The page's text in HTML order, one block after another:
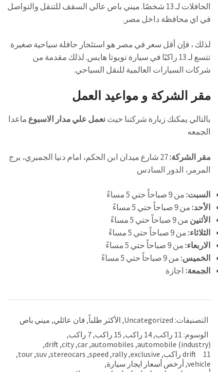
الحافلات لـ 13 شخصًا. ميني باص عالي السقف للتنقل والتواصل
في اي محافظة داخل مصر.
لذلك ، فإن أقل سعر في مصر هو استئجار حافلة سياحية صغيرة
تتسع لـ 13 راكبًا في سيارة تويوتا هايس. لذلك مقدمة من
شركات السيارات العالمية للنقل السياحي.
مقر الشركة و مواعيد العمل
بالتالي يمكنك زيارة شركتنا حيث نعمل علي مدار الاسبوع ماعدا
الجمعه
مقر الشركة:
27 شارع ميدان ابن الحكم، امام دنيا الجمبري، برج
المرمر، الدور السادس
السبت: من 9 صباحاً حتي 5 مساءً
الأحد: من 9 صباحاً حتي 5 مساءً
الأثنين من 9 صباحاً حتي 5 مساءً
الثلاثاء: من 9 صباحاً حتي 5 مساءً
الاربعاء: من 9 صباحاً حتي 5 مساءً
الخميس: من 9 صباحاً حتي 5 مساءً
الجمعة: اجازة
التصنيفات: Uncategorized
, الأكثر طلباً, فان عائلي, ميني باص
الوسوم: 11 راكب ,14 راكب , 15 راكب ,7 راكب
,
automobile (industry)
,
automobiles
,
car
,
city
,
drift
,
drift 11 راكب
,
exclusive
,
rally
,
speed
,
stereocars
,
suv
,
tour
,
vehicle
,أرخص أسعار ايجار سيارة,